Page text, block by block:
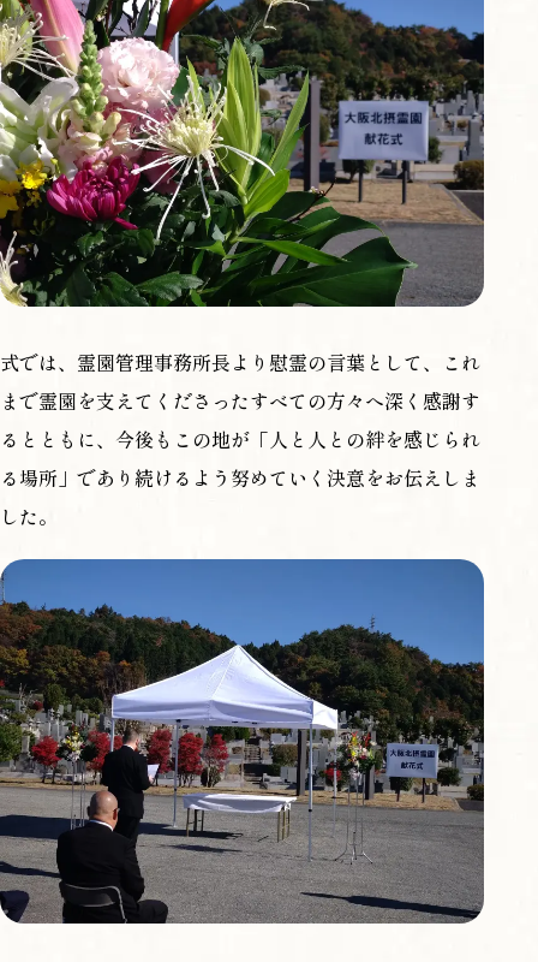
式では、霊園管理事務所長より慰霊の言葉として、これ
まで霊園を支えてくださったすべての方々へ深く感謝す
るとともに、今後もこの地が「人と人との絆を感じられ
る場所」であり続けるよう努めていく決意をお伝えしま
した。